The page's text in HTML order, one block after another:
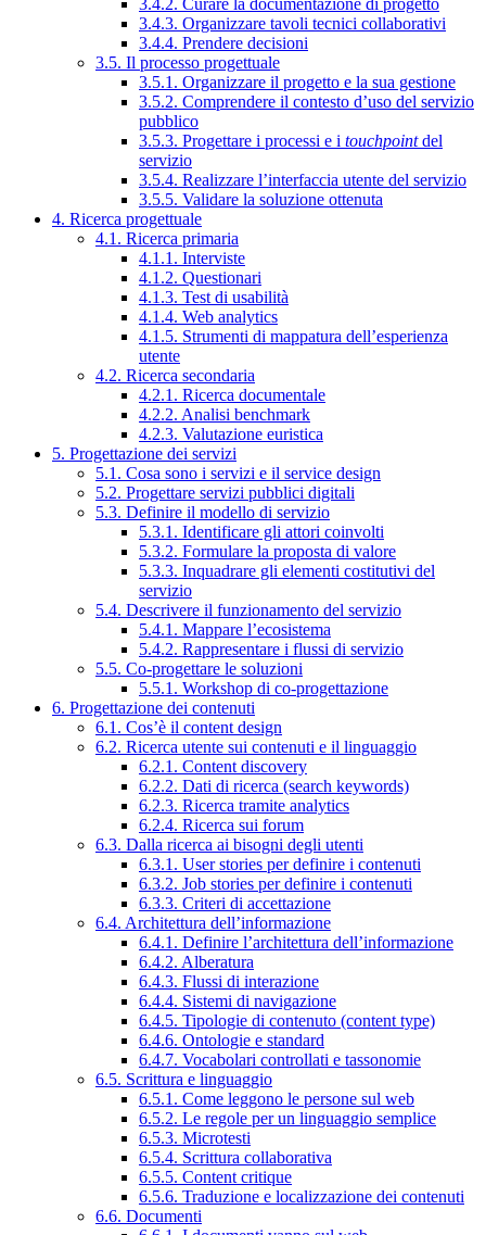
3.4.2. Curare la documentazione di progetto
3.4.3. Organizzare tavoli tecnici collaborativi
3.4.4. Prendere decisioni
3.5. Il processo progettuale
3.5.1. Organizzare il progetto e la sua gestione
3.5.2. Comprendere il contesto d’uso del servizio
pubblico
3.5.3. Progettare i processi e i touchpointdel
servizio
3.5.4. Realizzare l’interfaccia utente del servizio
3.5.5. Validare la soluzione ottenuta
4. Ricerca progettuale
4.1. Ricerca primaria
4.1.1. Interviste
4.1.2. Questionari
4.1.3. Test di usabilità
4.1.4. Web analytics
4.1.5. Strumenti di mappatura dell’esperienza
utente
4.2. Ricerca secondaria
4.2.1. Ricerca documentale
4.2.2. Analisi benchmark
4.2.3. Valutazione euristica
5. Progettazione dei servizi
5.1. Cosa sono i servizi e il service design
5.2. Progettare servizi pubblici digitali
5.3. Definire il modello di servizio
5.3.1. Identificare gli attori coinvolti
5.3.2. Formulare la proposta di valore
5.3.3. Inquadrare gli elementi costitutivi del
servizio
5.4. Descrivere il funzionamento del servizio
5.4.1. Mappare l’ecosistema
5.4.2. Rappresentare i flussi di servizio
5.5. Co-progettare le soluzioni
5.5.1. Workshop di co-progettazione
6. Progettazione dei contenuti
6.1. Cos’è il content design
6.2. Ricerca utente sui contenuti e il linguaggio
6.2.1. Content discovery
6.2.2. Dati di ricerca (search keywords)
6.2.3. Ricerca tramite analytics
6.2.4. Ricerca sui forum
6.3. Dalla ricerca ai bisogni degli utenti
6.3.1. User stories per definire i contenuti
6.3.2. Job stories per definire i contenuti
6.3.3. Criteri di accettazione
6.4. Architettura dell’informazione
6.4.1. Definire l’architettura dell’informazione
6.4.2. Alberatura
6.4.3. Flussi di interazione
6.4.4. Sistemi di navigazione
6.4.5. Tipologie di contenuto (content type)
6.4.6. Ontologie e standard
6.4.7. Vocabolari controllati e tassonomie
6.5. Scrittura e linguaggio
6.5.1. Come leggono le persone sul web
6.5.2. Le regole per un linguaggio semplice
6.5.3. Microtesti
6.5.4. Scrittura collaborativa
6.5.5. Content critique
6.5.6. Traduzione e localizzazione dei contenuti
6.6. Documenti